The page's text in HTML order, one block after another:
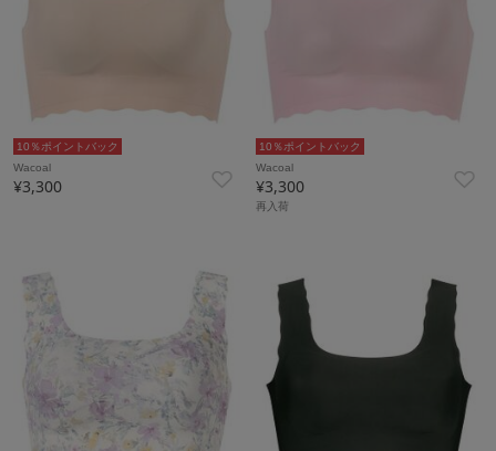
10％ポイントバック
Wacoal
¥3,300
10％ポイントバック
Wacoal
¥3,300
再入荷